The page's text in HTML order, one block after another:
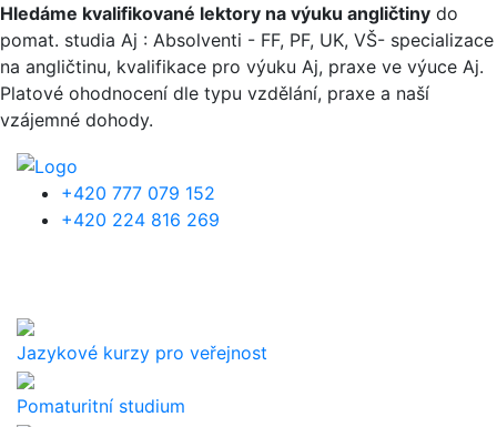
Přejít k hlavnímu obsahu
Hledáme kvalifikované lektory na výuku angličtiny do
pomat. studia Aj : Absolventi - FF, PF, UK, VŠ- specializace
na angličtinu, kvalifikace pro výuku Aj, praxe ve výuce Aj.
Platové ohodnocení dle typu vzdělání, praxe a naší
vzájemné dohody.
+420 777 079 152
+420 224 816 269
Jazykové kurzy pro veřejnost
Pomaturitní studium